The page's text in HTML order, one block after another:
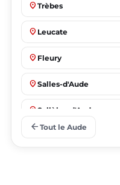
place Trèbes
place Leucate
place Fleury
place Salles-d'Aude
place Sallèles-d'Aude
arrow_back Tout le Aude